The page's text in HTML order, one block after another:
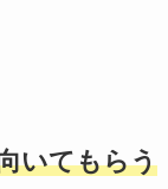
いてもらう